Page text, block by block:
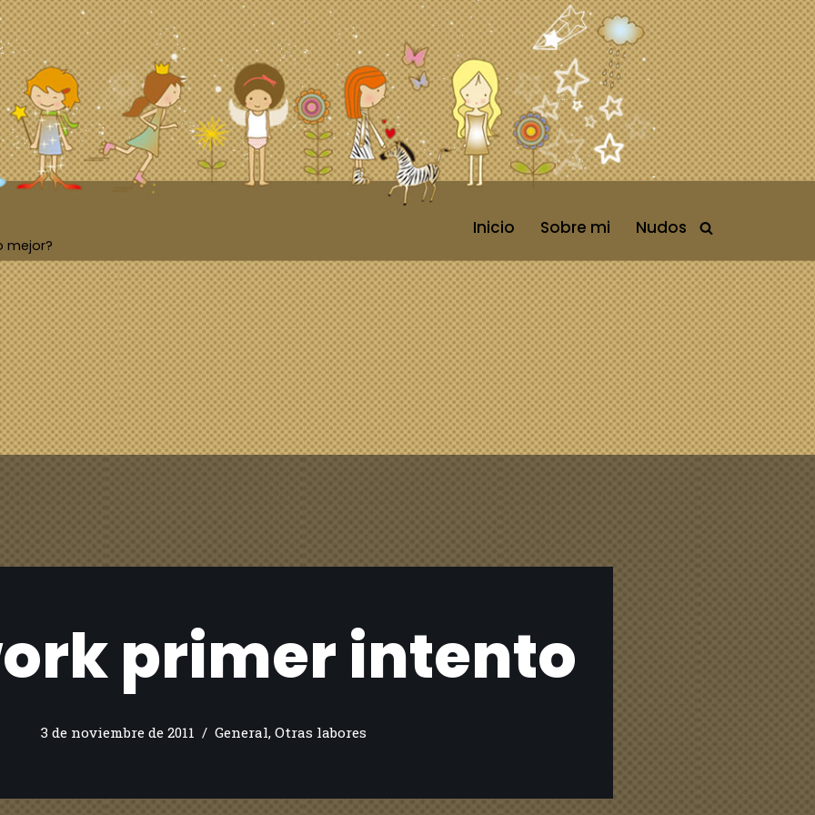
mejor?
Inicio Sobre mi Nudos
primer intento
3 de noviembre de 2011 General, Otras labores